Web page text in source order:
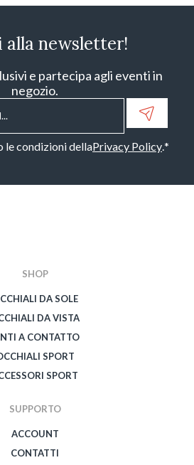
newsletter!
e partecipa agli eventi in
negozio.
le condizioni dellaPrivacy Policy.*
SHOP
DA SOLE
DA VISTA
A CONTATTO
SPORT
SPORT
SUPPORTO
ACCOUNT
CONTATTI